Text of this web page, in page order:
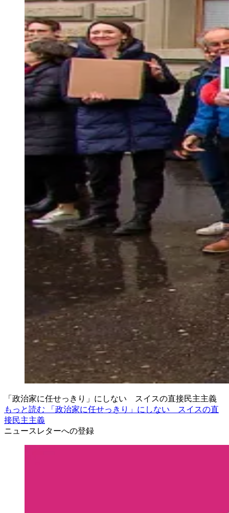
「政治家に任せっきり」にしない スイスの直接民主主義
もっと読む 「政治家に任せっきり」にしない スイスの直
接民主主義
ニュースレターへの登録